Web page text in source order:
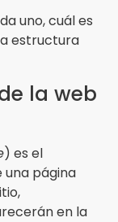
uno, cuál es
estructura
la web
) es el
una página
en la